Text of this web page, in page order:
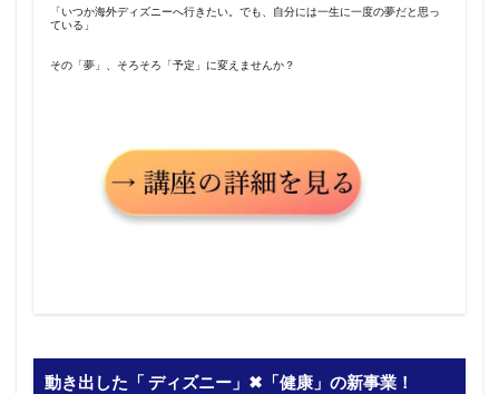
「いつか海外ディズニーへ行きたい。でも、自分には一生に一度の夢だと思っ
ている」
その「夢」、そろそろ「予定」に変えませんか？
動き出した「 ディズニー」✖︎「健康」の新事業！